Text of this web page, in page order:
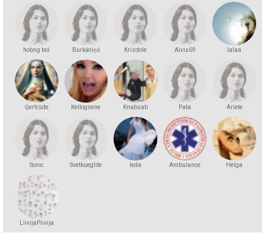
hobng bol Burkāniņš Krizdole Aivis69 lalaa
Ģertrūde Kellogsene Knabsab Pata Ariete
Sonic Svetkueglite leda Ambulance
Helga
LiivijaPiivija